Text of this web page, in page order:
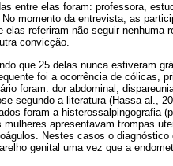
entre elas foram: professora,
momento da entrevista, as
referiram não seguir nenhuma
convicção.
que 25 delas nunca estiveram
foi a ocorrência de cólicas,
foram: dor abdominal,
segundo a literatura (Hassa al.,
foram a histerossalpingografia
apresentavam trom­pas
Nestes casos o diagnóstico
genital uma vez que a